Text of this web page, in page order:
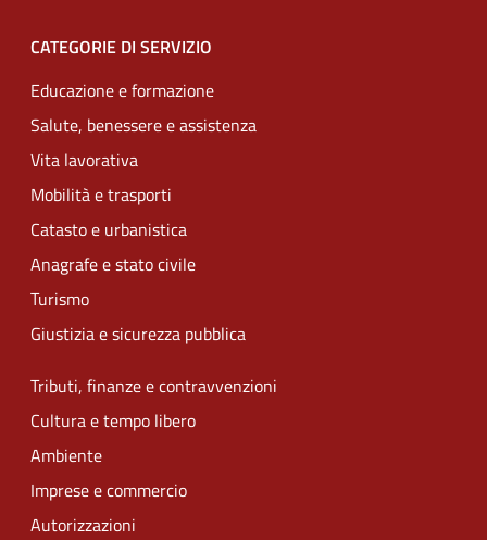
CATEGORIE DI SERVIZIO
Educazione e formazione
Salute, benessere e assistenza
Vita lavorativa
Mobilità e trasporti
Catasto e urbanistica
Anagrafe e stato civile
Turismo
Giustizia e sicurezza pubblica
Tributi, finanze e contravvenzioni
Cultura e tempo libero
Ambiente
Imprese e commercio
Autorizzazioni